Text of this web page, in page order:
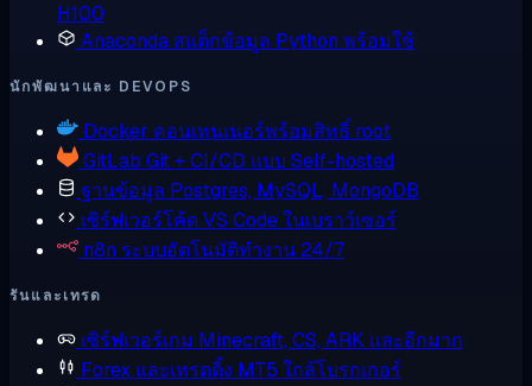
H100
Anaconda สแต็กข้อมูล Python พร้อมใช้
นักพัฒนาและ DEVOPS
Docker คอนเทนเนอร์พร้อมสิทธิ์ root
GitLab Git + CI/CD แบบ Self-hosted
ฐานข้อมูล Postgres, MySQL, MongoDB
เซิร์ฟเวอร์โค้ดVS Code ในเบราว์เซอร์
n8n ระบบอัตโนมัติทำงาน 24/7
รันและเทรด
เซิร์ฟเวอร์เกม Minecraft, CS, ARK และอีกมาก
Forex และเทรดดิ้ง MT5 ใกล้โบรกเกอร์